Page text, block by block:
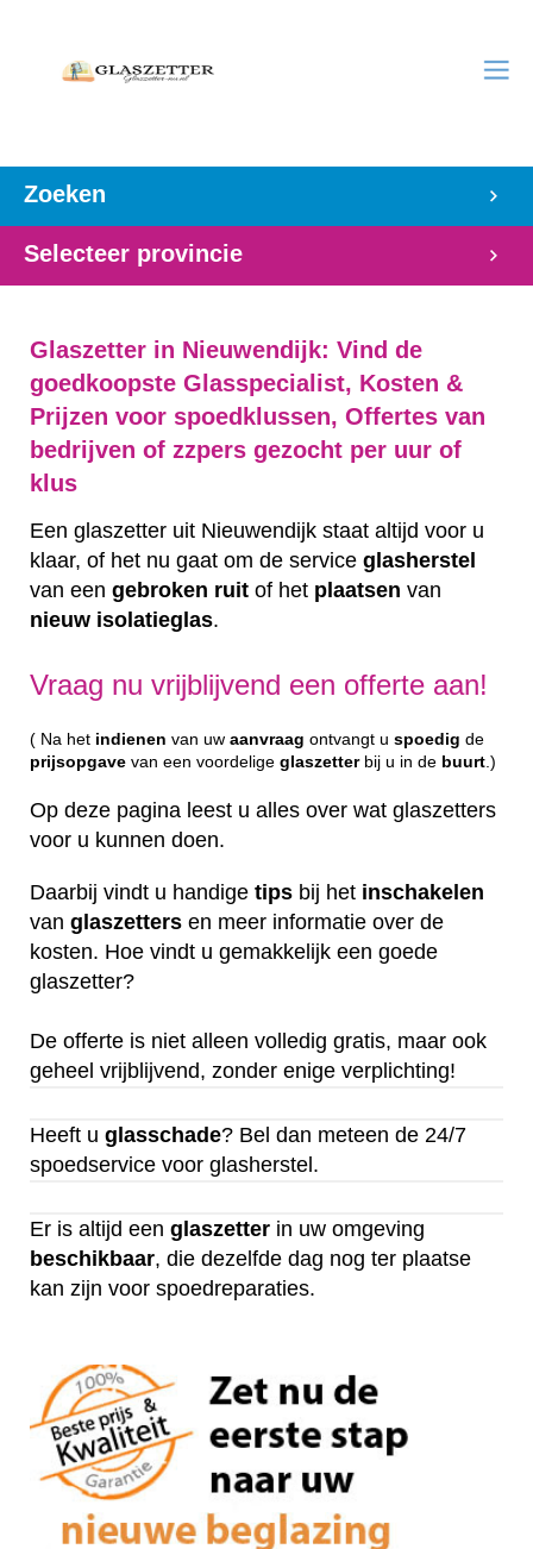
Zoeken
Selecteer provincie
Glaszetter in Nieuwendijk: Vind de
goedkoopste Glasspecialist, Kosten &
Prijzen voor spoedklussen, Offertes van
bedrijven of zzpers gezocht per uur of
klus
Een glaszetter uit Nieuwendijk staat altijd voor u
klaar, of het nu gaat om de service glasherstel
van een gebroken ruit of het plaatsen van
nieuw isolatieglas.
Vraag nu vrijblijvend een offerte aan!
( Na het indienen van uw aanvraag ontvangt u spoedig de
prijsopgave van een voordelige glaszetterbij u in de buurt .)
Op deze pagina leest u alles over wat glaszetters
voor u kunnen doen.
Daarbij vindt u handige tips bij het inschakelen
van glaszetters en meer informatie over de
kosten. Hoe vindt u gemakkelijk een goede
glaszetter?
De offerte is niet alleen volledig gratis, maar ook
geheel vrijblijvend, zonder enige verplichting!
Heeft u glasschade? Bel dan meteen de 24/7
spoedservice voor glasherstel.
Er is altijd een glaszetter in uw omgeving
beschikbaar, die dezelfde dag nog ter plaatse
kan zijn voor spoedreparaties.